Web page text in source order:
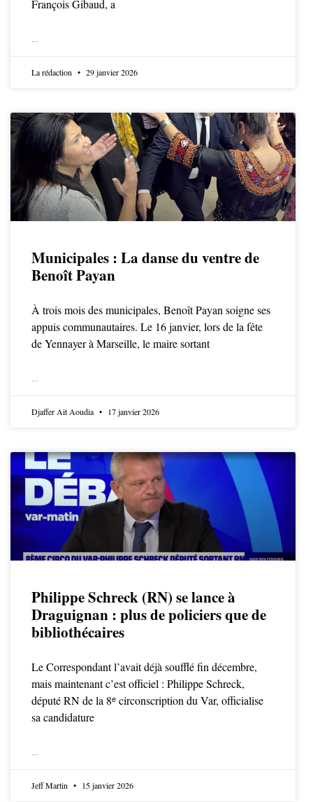
François Gibaud, a
La rédaction 29 janvier 2026
Municipales : La danse du ventre de
Benoît Payan
À trois mois des municipales, Benoît Payan soigne ses
appuis communautaires. Le 16 janvier, lors de la fête
de Yennayer à Marseille, le maire sortant
Djaffer Ait Aoudia 17 janvier 2026
Philippe Schreck (RN) se lance à
Draguignan : plus de policiers que de
bibliothécaires
Le Correspondant l’avait déjà soufflé fin décembre,
mais maintenant c’est officiel : Philippe Schreck,
député RN de la 8ᵉ circonscription du Var, officialise
sa candidature
Jeff Martin 15 janvier 2026